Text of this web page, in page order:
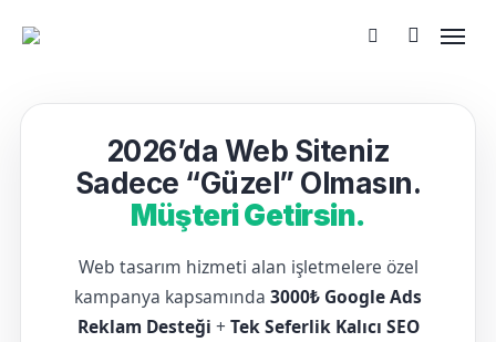
2026’da Web Siteniz
Sadece “Güzel” Olmasın.
Müşteri Getirsin.
Web tasarım hizmeti alan işletmelere özel
kampanya kapsamında 3000₺ Google Ads
Reklam Desteği + Tek Seferlik Kalıcı SEO